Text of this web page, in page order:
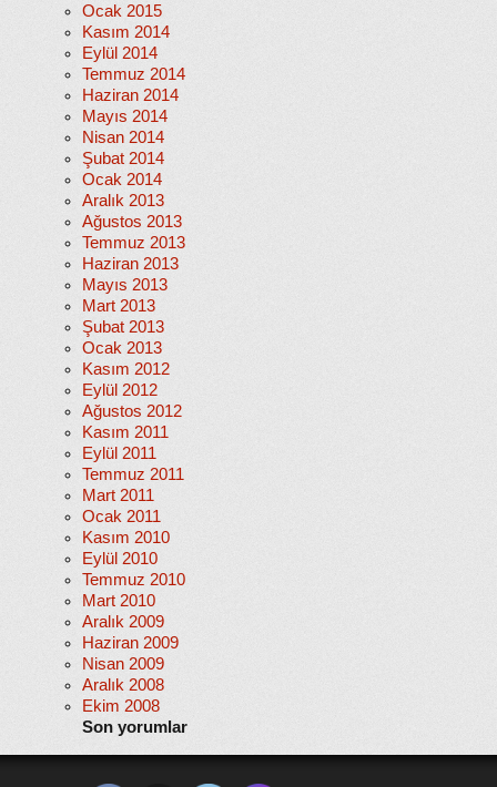
Ocak 2015
Kasım 2014
Eylül 2014
Temmuz 2014
Haziran 2014
Mayıs 2014
Nisan 2014
Şubat 2014
Ocak 2014
Aralık 2013
Ağustos 2013
Temmuz 2013
Haziran 2013
Mayıs 2013
Mart 2013
Şubat 2013
Ocak 2013
Kasım 2012
Eylül 2012
Ağustos 2012
Kasım 2011
Eylül 2011
Temmuz 2011
Mart 2011
Ocak 2011
Kasım 2010
Eylül 2010
Temmuz 2010
Mart 2010
Aralık 2009
Haziran 2009
Nisan 2009
Aralık 2008
Ekim 2008
Son yorumlar